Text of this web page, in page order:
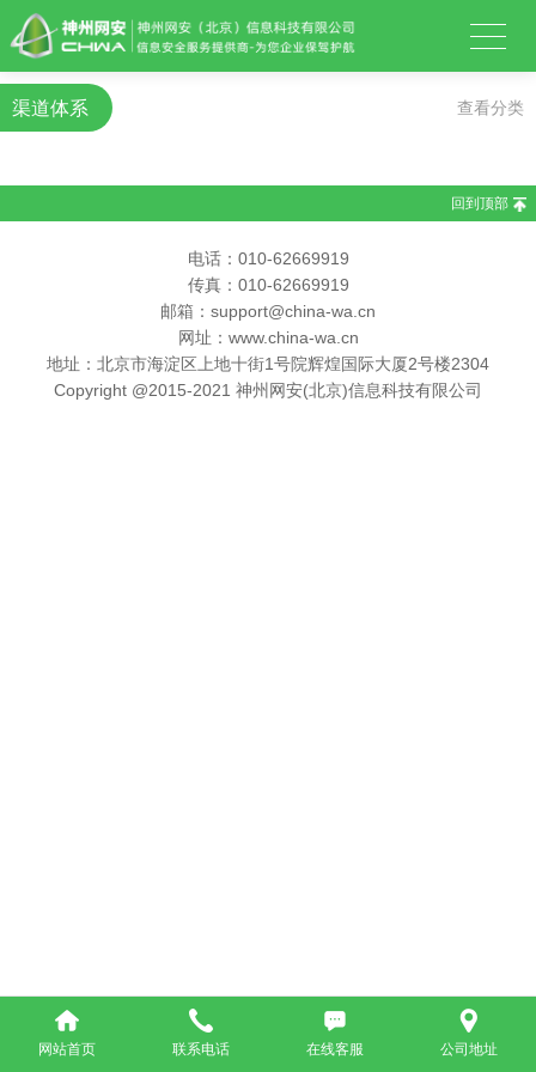
渠道体系 查看分类
网站首页 联系电话 在线客服 公司地址
回到顶部
电话：010-62669919
传真：010-62669919
邮箱：support@china-wa.cn
网址：www.china-wa.cn
地址：北京市海淀区上地十街1号院辉煌国际大厦2号楼2304
Copyright @2015-2021 神州网安(北京)信息科技有限公司